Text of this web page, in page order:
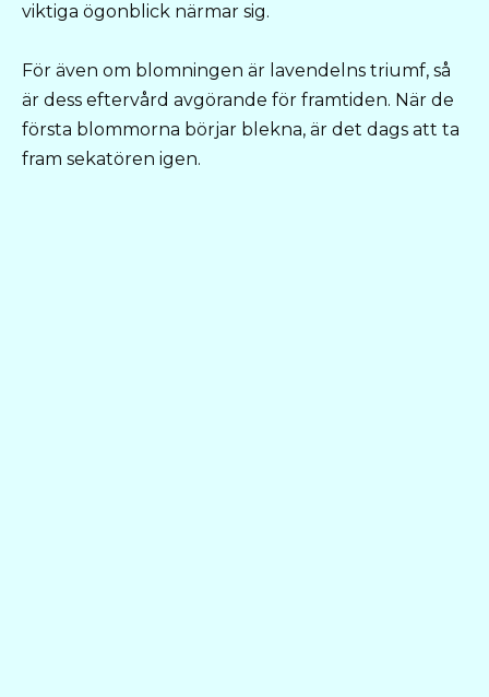
viktiga ögonblick närmar sig.
För även om blomningen är lavendelns triumf, så
är dess eftervård avgörande för framtiden. När de
första blommorna börjar blekna, är det dags att ta
fram sekatören igen.